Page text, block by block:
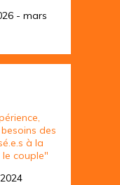
- mars
des
à la
couple"